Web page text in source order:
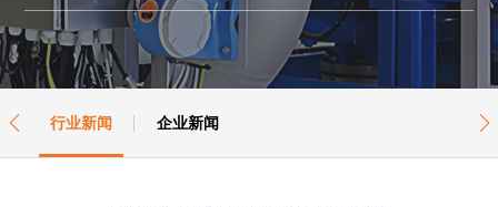
行业新闻 企业新闻
 